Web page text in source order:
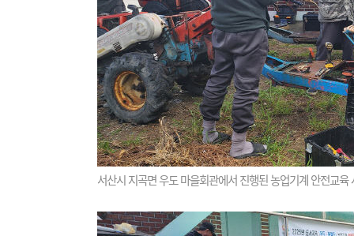
서산시 지곡면 우도 마을회관에서 진행된 농업기계 안전교육